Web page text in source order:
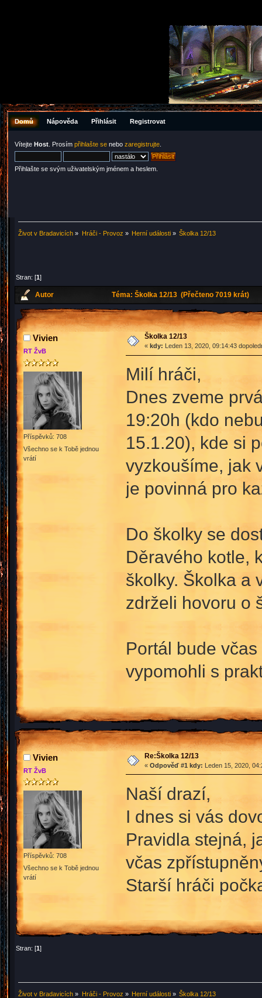
Domů Nápověda Přihlásit Registrovat
Vítejte Host . Prosím přihlašte se nebo zaregistrujte
Přihlašte se svým uživatelským jménem a heslem.
Život v Bradavicích » Hráči - Provoz » Herní události» Školka 12/13
Stran: [1]
Autor Téma: Školka 12/13 (Přečteno 7019 krát)
Vivien
RT ŽvB
Příspěvků: 708
Všechno se k Tobě jednou
vrátí
Školka 12/13
« kdy: Leden 13, 2020, 09:14:43
Milí hráči,
Dnes zveme
19:20h (kdo
15.1.20), kde si
vyzkoušíme, jak
je povinná pro
Do školky se
Děravého kotle,
školky. Školka a
zdrželi hovoru o
Portál bude
vypomohli s
Vivien
RT ŽvB
Příspěvků: 708
Všechno se k Tobě jednou
vrátí
Re:Školka 12/13
« Odpověď #1 kdy: Leden 15, 2020,
Naší drazí,
I dnes si vás
Pravidla stejná,
včas
Starší hráči
Stran: [1]
Život v Bradavicích » Hráči - Provoz » Herní události» Školka 12/13